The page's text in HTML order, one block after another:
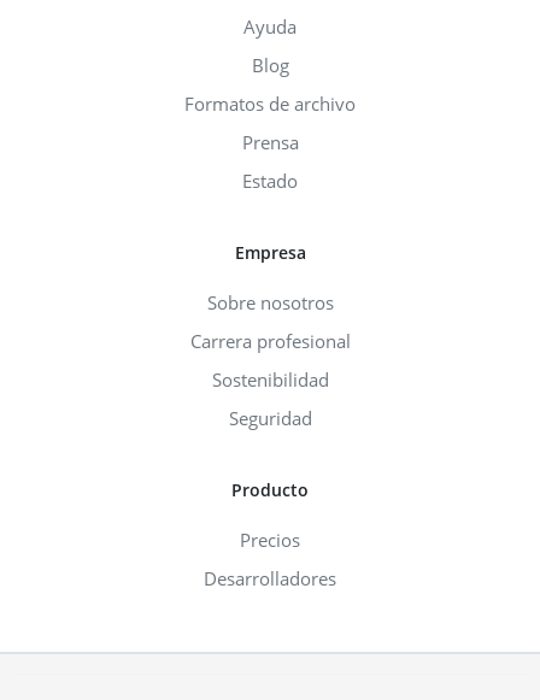
Ayuda
Blog
Formatos de archivo
Prensa
Estado
Empresa
Sobre nosotros
Carrera profesional
Sostenibilidad
Seguridad
Producto
Precios
Desarrolladores